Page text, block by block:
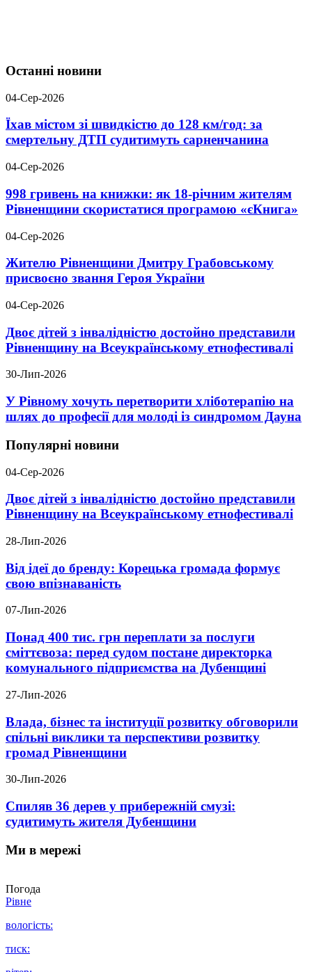
Останні новини
04-Сер-2026
Їхав містом зі швидкістю до 128 км/год: за
смертельну ДТП судитимуть сарненчанина
04-Сер-2026
998 гривень на книжки: як 18-річним жителям
Рівненщини скористатися програмою «єКнига»
04-Сер-2026
Жителю Рівненщини Дмитру Грабовському
присвоєно звання Героя України
04-Сер-2026
Двоє дітей з інвалідністю достойно представили
Рівненщину на Всеукраїнському етнофестивалі
30-Лип-2026
У Рівному хочуть перетворити хліботерапію на
шлях до професії для молоді із синдромом Дауна
Популярні новини
04-Сер-2026
Двоє дітей з інвалідністю достойно представили
Рівненщину на Всеукраїнському етнофестивалі
28-Лип-2026
Від ідеї до бренду: Корецька громада формує
свою впізнаваність
07-Лип-2026
Понад 400 тис. грн переплати за послуги
сміттєвоза: перед судом постане директорка
комунального підприємства на Дубенщині
27-Лип-2026
Влада, бізнес та інституції розвитку обговорили
спільні виклики та перспективи розвитку
громад Рівненщини
30-Лип-2026
Спиляв 36 дерев у прибережній смузі:
судитимуть жителя Дубенщини
Ми в мережі
Погода
Рівне
вологість:
тиск: